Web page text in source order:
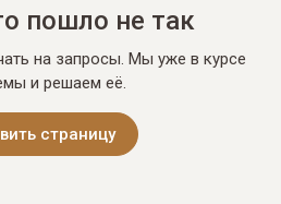
пошло не так
на запросы. Мы уже в курсе
и решаем её.
страницу